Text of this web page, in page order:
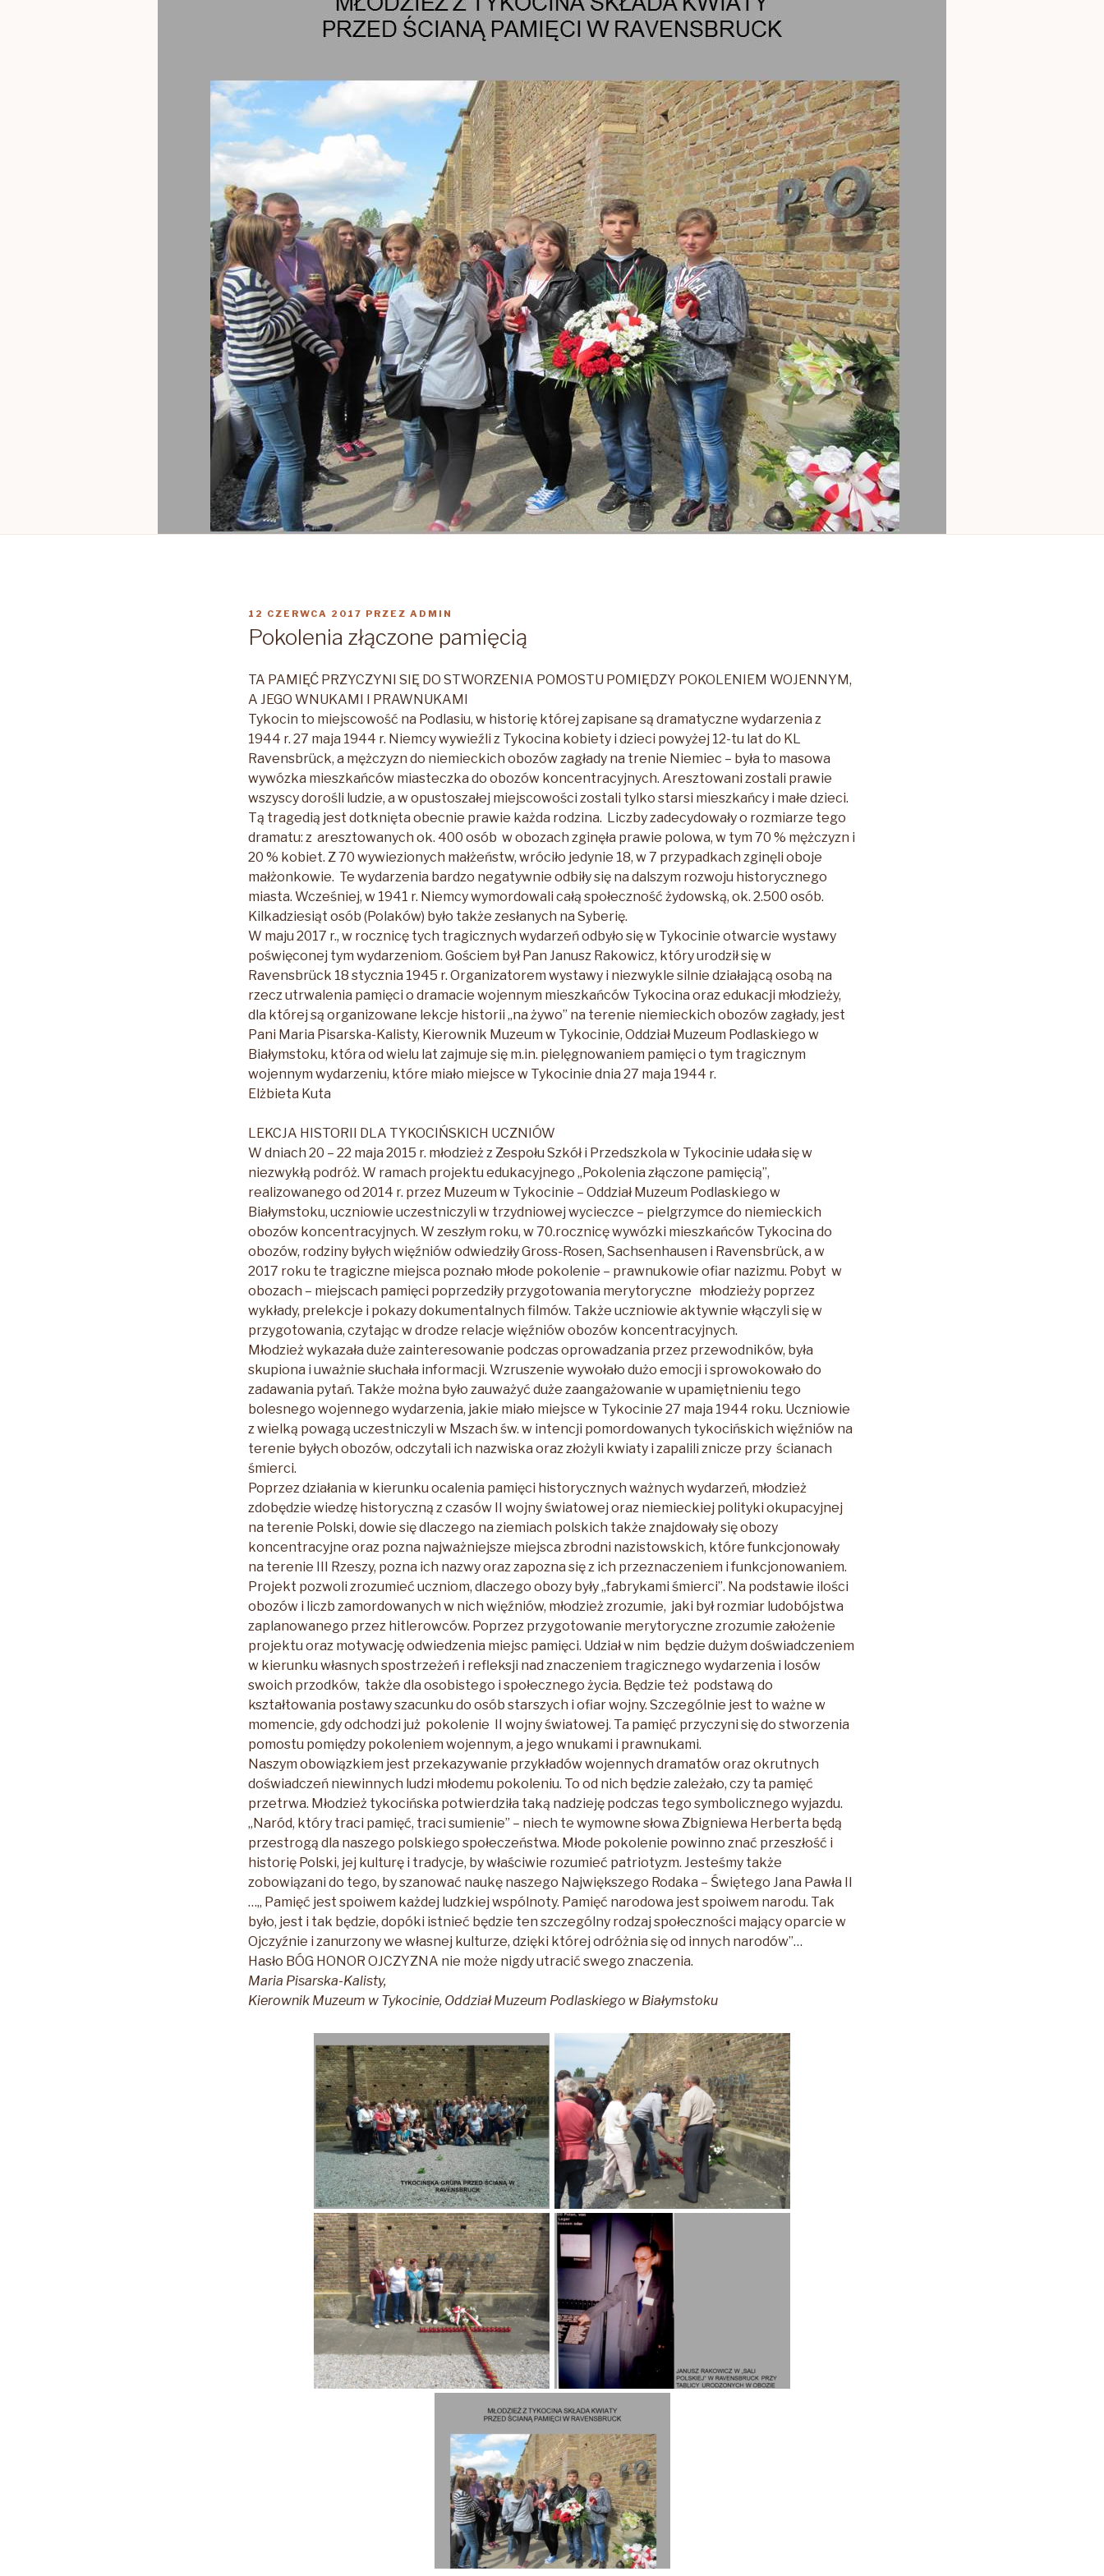
OPUBLIKOWANE
12 CZERWCA 2017 PRZEZ ADMIN
Pokolenia złączone pamięcią
TA PAMIĘĆ PRZYCZYNI SIĘ DO STWORZENIA POMOSTU POMIĘDZY POKOLENIEM WOJENNYM,
A JEGO WNUKAMI I PRAWNUKAMI
Tykocin to miejscowość na Podlasiu, w historię której zapisane są dramatyczne wydarzenia z
1944 r. 27 maja 1944 r. Niemcy wywieźli z Tykocina kobiety i dzieci powyżej 12-tu lat do KL
Ravensbrück, a mężczyzn do niemieckich obozów zagłady na trenie Niemiec – była to masowa
wywózka mieszkańców miasteczka do obozów koncentracyjnych. Aresztowani zostali prawie
wszyscy dorośli ludzie, a w opustoszałej miejscowości zostali tylko starsi mieszkańcy i małe dzieci.
Tą tragedią jest dotknięta obecnie prawie każda rodzina. Liczby zadecydowały o rozmiarze tego
dramatu: z aresztowanych ok. 400 osób w obozach zginęła prawie polowa, w tym 70 % mężczyzn i
20 % kobiet. Z 70 wywiezionych małżeństw, wróciło jedynie 18, w 7 przypadkach zginęli oboje
małżonkowie. Te wydarzenia bardzo negatywnie odbiły się na dalszym rozwoju historycznego
miasta. Wcześniej, w 1941 r. Niemcy wymordowali całą społeczność żydowską, ok. 2.500 osób.
Kilkadziesiąt osób (Polaków) było także zesłanych na Syberię.
W maju 2017 r., w rocznicę tych tragicznych wydarzeń odbyło się w Tykocinie otwarcie wystawy
poświęconej tym wydarzeniom. Gościem był Pan Janusz Rakowicz, który urodził się w
Ravensbrück 18 stycznia 1945 r. Organizatorem wystawy i niezwykle silnie działającą osobą na
rzecz utrwalenia pamięci o dramacie wojennym mieszkańców Tykocina oraz edukacji młodzieży,
dla której są organizowane lekcje historii „na żywo” na terenie niemieckich obozów zagłady, jest
Pani Maria Pisarska-Kalisty, Kierownik Muzeum w Tykocinie, Oddział Muzeum Podlaskiego w
Białymstoku, która od wielu lat zajmuje się m.in. pielęgnowaniem pamięci o tym tragicznym
wojennym wydarzeniu, które miało miejsce w Tykocinie dnia 27 maja 1944 r.
Elżbieta Kuta
LEKCJA HISTORII DLA TYKOCIŃSKICH UCZNIÓW
W dniach 20 – 22 maja 2015 r. młodzież z Zespołu Szkół i Przedszkola w Tykocinie udała się w
niezwykłą podróż. W ramach projektu edukacyjnego „Pokolenia złączone pamięcią”,
realizowanego od 2014 r. przez Muzeum w Tykocinie – Oddział Muzeum Podlaskiego w
Białymstoku, uczniowie uczestniczyli w trzydniowej wycieczce – pielgrzymce do niemieckich
obozów koncentracyjnych. W zeszłym roku, w 70.rocznicę wywózki mieszkańców Tykocina do
obozów, rodziny byłych więźniów odwiedziły Gross-Rosen, Sachsenhausen i Ravensbrück, a w
2017 roku te tragiczne miejsca poznało młode pokolenie – prawnukowie ofiar nazizmu. Pobyt w
obozach – miejscach pamięci poprzedziły przygotowania merytoryczne młodzieży poprzez
wykłady, prelekcje i pokazy dokumentalnych filmów. Także uczniowie aktywnie włączyli się w
przygotowania, czytając w drodze relacje więźniów obozów koncentracyjnych.
Młodzież wykazała duże zainteresowanie podczas oprowadzania przez przewodników, była
skupiona i uważnie słuchała informacji. Wzruszenie wywołało dużo emocji i sprowokowało do
zadawania pytań. Także można było zauważyć duże zaangażowanie w upamiętnieniu tego
bolesnego wojennego wydarzenia, jakie miało miejsce w Tykocinie 27 maja 1944 roku. Uczniowie
z wielką powagą uczestniczyli w Mszach św. w intencji pomordowanych tykocińskich więźniów na
terenie byłych obozów, odczytali ich nazwiska oraz złożyli kwiaty i zapalili znicze przy ścianach
śmierci.
Poprzez działania w kierunku ocalenia pamięci historycznych ważnych wydarzeń, młodzież
zdobędzie wiedzę historyczną z czasów II wojny światowej oraz niemieckiej polityki okupacyjnej
na terenie Polski, dowie się dlaczego na ziemiach polskich także znajdowały się obozy
koncentracyjne oraz pozna najważniejsze miejsca zbrodni nazistowskich, które funkcjonowały
na terenie III Rzeszy, pozna ich nazwy oraz zapozna się z ich przeznaczeniem i funkcjonowaniem.
Projekt pozwoli zrozumieć uczniom, dlaczego obozy były „fabrykami śmierci”. Na podstawie ilości
obozów i liczb zamordowanych w nich więźniów, młodzież zrozumie, jaki był rozmiar ludobójstwa
zaplanowanego przez hitlerowców. Poprzez przygotowanie merytoryczne zrozumie założenie
projektu oraz motywację odwiedzenia miejsc pamięci. Udział w nim będzie dużym doświadczeniem
w kierunku własnych spostrzeżeń i refleksji nad znaczeniem tragicznego wydarzenia i losów
swoich przodków, także dla osobistego i społecznego życia. Będzie też podstawą do
kształtowania postawy szacunku do osób starszych i ofiar wojny. Szczególnie jest to ważne w
momencie, gdy odchodzi już pokolenie II wojny światowej. Ta pamięć przyczyni się do stworzenia
pomostu pomiędzy pokoleniem wojennym, a jego wnukami i prawnukami.
Naszym obowiązkiem jest przekazywanie przykładów wojennych dramatów oraz okrutnych
doświadczeń niewinnych ludzi młodemu pokoleniu. To od nich będzie zależało, czy ta pamięć
przetrwa. Młodzież tykocińska potwierdziła taką nadzieję podczas tego symbolicznego wyjazdu.
„Naród, który traci pamięć, traci sumienie” – niech te wymowne słowa Zbigniewa Herberta będą
przestrogą dla naszego polskiego społeczeństwa. Młode pokolenie powinno znać przeszłość i
historię Polski, jej kulturę i tradycje, by właściwie rozumieć patriotyzm. Jesteśmy także
zobowiązani do tego, by szanować naukę naszego Największego Rodaka – Świętego Jana Pawła II
…„ Pamięć jest spoiwem każdej ludzkiej wspólnoty. Pamięć narodowa jest spoiwem narodu. Tak
było, jest i tak będzie, dopóki istnieć będzie ten szczególny rodzaj społeczności mający oparcie w
Ojczyźnie i zanurzony we własnej kulturze, dzięki której odróżnia się od innych narodów”…
Hasło BÓG HONOR OJCZYZNA nie może nigdy utracić swego znaczenia.
Maria Pisarska-Kalisty,
Kierownik Muzeum w Tykocinie, Oddział Muzeum Podlaskiego w Białymstoku